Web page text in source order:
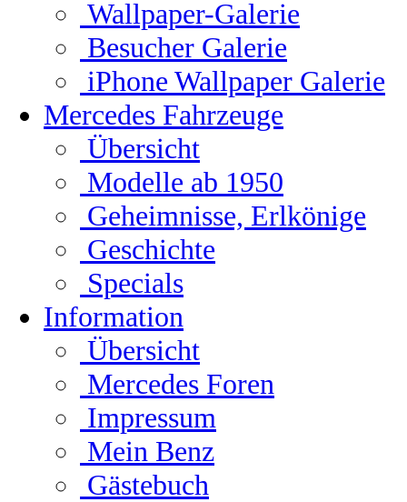
Wallpaper-Galerie
Besucher Galerie
iPhone Wallpaper Galerie
Mercedes Fahrzeuge
Übersicht
Modelle ab 1950
Geheimnisse, Erlkönige
Geschichte
Specials
Information
Übersicht
Mercedes Foren
Impressum
Mein Benz
Gästebuch